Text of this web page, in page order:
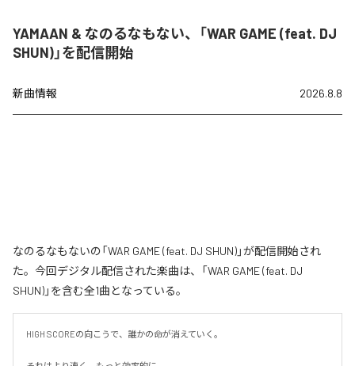
YAMAAN & なのるなもない、「WAR GAME (feat. DJ
SHUN)」を配信開始
新曲情報 2026.8.8
なのるなもないの「WAR GAME (feat. DJ SHUN)」が配信開始され
た。今回デジタル配信された楽曲は、「WAR GAME (feat. DJ
SHUN)」を含む全1曲となっている。
HIGH SCOREの向こうで、誰かの命が消えていく。